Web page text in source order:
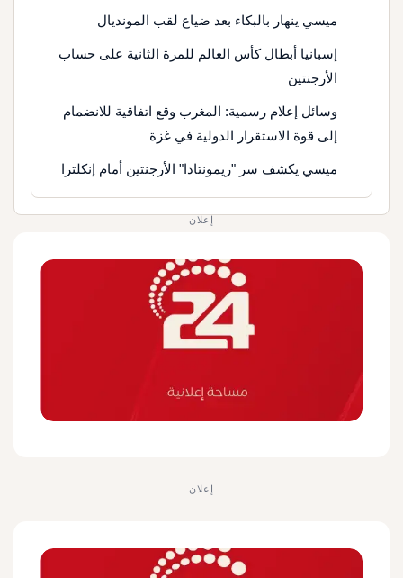
ميسي ينهار بالبكاء بعد ضياع لقب المونديال
إسبانيا أبطال كأس العالم للمرة الثانية على حساب
الأرجنتين
وسائل إعلام رسمية: المغرب وقع اتفاقية للانضمام
إلى قوة الاستقرار الدولية في غزة
ميسي يكشف سر "ريمونتادا" الأرجنتين أمام إنكلترا
إعلان
إعلان